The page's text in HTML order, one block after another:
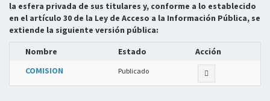
la esfera privada de sus titulares y, conforme a lo establecido
en el artículo 30 de la Ley de Acceso a la Información Pública, se
extiende la siguiente versión pública:
Nombre
Estado
Acción
COMISION
Publicado